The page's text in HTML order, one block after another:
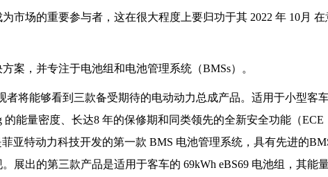
市场的重要参与者，这在很大程度上要归功于其 2022 年 10月 在
案，并专注于电池组和电池管理系统（BMSs）。
者将能够看到三款备受期待的电动动力总成产品。适用于小型客
的能量密度、长达8 年的保修期和同类领先的全新安全功能（ECE
亚特动力科技开发的第一款 BMS 电池管理系统，具有先进的
展出的第三款产品是适用于客车的 69kWh eBS69 电池组，其能